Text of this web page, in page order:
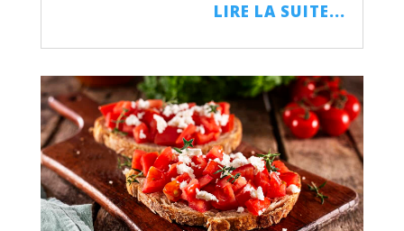
LIRE LA SUITE...